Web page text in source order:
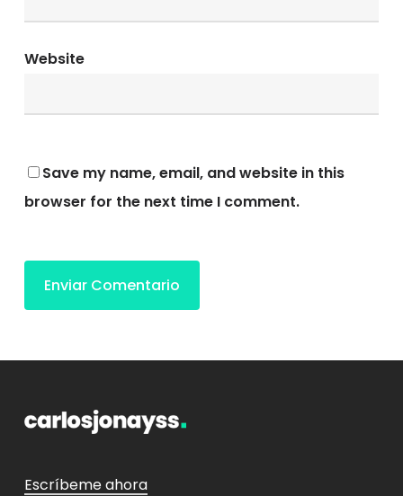
Website
Save my name, email, and website in this
browser for the next time I comment.
Escríbeme ahora